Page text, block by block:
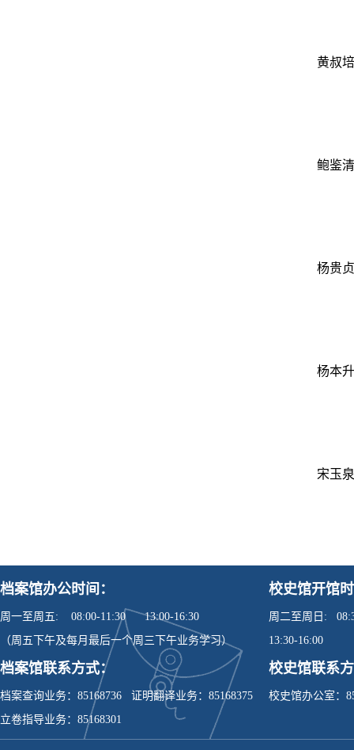
黄叔培
鲍鉴清
杨贵贞
杨本升
宋玉泉
档案馆办公时间：
周一至周五: 08:00-11:30 13:00-16:30
（周五下午及每月最后一个周三下午业务学习）
档案馆联系方式：
档案查询业务：85168736 证明翻译业务：85168375
立卷指导业务：85168301
校史馆开馆
周二至周日:
13:30-16:00
校史馆联系
校史馆办公室：